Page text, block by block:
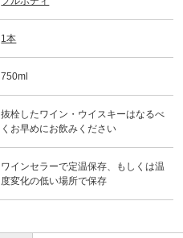
1本
750ml
抜栓したワイン・ウイスキーはなるべ
くお早めにお飲みください
ワインセラーで定温保存、もしくは温
度変化の低い場所で保存